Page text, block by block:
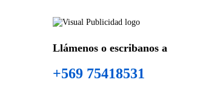
Llámenos o escribanos a
+569 75418531